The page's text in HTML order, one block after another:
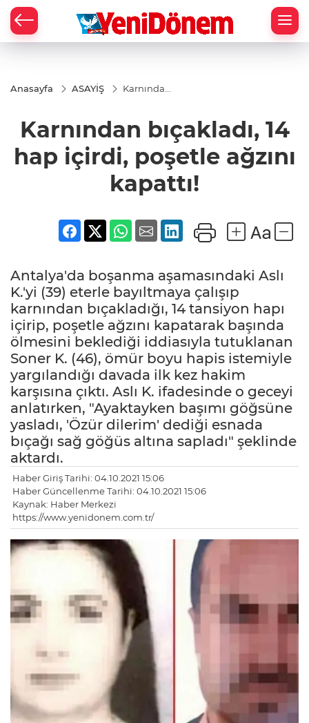
Anasayfa ASAYİŞ
Karnından
poşetle
kapattı!
Karnından bıçakladı, 14
hap içirdi, poşetle ağzını
kapattı!
Antalya'da boşanma aşamasındaki Aslı
K.'yi (39) eterle bayıltmaya çalışıp
karnından bıçakladığı, 14 tansiyon hapı
içirip, poşetle ağzını kapatarak başında
ölmesini beklediği iddiasıyla tutuklanan
Soner K. (46), ömür boyu hapis istemiyle
yargılandığı davada ilk kez hakim
karşısına çıktı. Aslı K. ifadesinde o geceyi
anlatırken, "Ayaktayken başımı göğsüne
yasladı, 'Özür dilerim' dediği esnada
bıçağı sağ göğüs altına sapladı" şeklinde
aktardı.
Haber Giriş Tarihi: 04.10.2021 15:06
Haber Güncellenme Tarihi: 04.10.2021 15:06
Kaynak: Haber Merkezi
https://www.yenidonem.com.tr/